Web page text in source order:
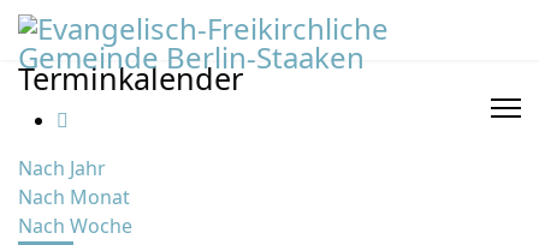
Terminkalender
Nach Jahr
Nach Monat
Nach Woche